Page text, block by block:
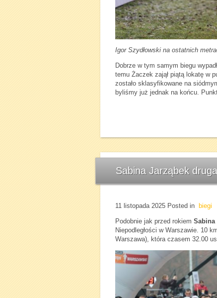
Igor Szydłowski na ostatnich
Dobrze w tym samym biegu
temu Żaczek zajął piątą lokatę w
zostało sklasyfikowane na
byliśmy już jednak na końcu.
Sabina Jarząbek
11 listopada 2025 Posted in biegi
Podobnie jak przed rokiem Sabina
Niepodległości w Warszawie. 10
Warszawa), która czasem 32.00